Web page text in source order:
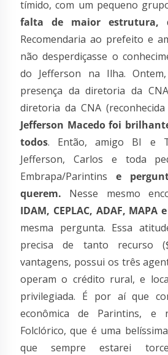
tímido, com um pequeno
falta de maior estrutura,
Recomendaria ao prefeito e
não desperdiçasse o
do Jefferson na Ilha.
presença da diretoria da
diretoria da CNA
Jefferson Macedo foi
todos. Então, amigo BI e
Jefferson, Carlos e toda
Embrapa/Parintins e
querem. Nesse mesmo
IDAM, CEPLAC, ADAF, MAPA
mesma pergunta. Essa
precisa de tanto recurso
vantagens, possui os três
operam o crédito rural, e
privilegiada. É por aí que
econômica de Parintins, e
Folclórico, que é uma
que sempre estarei